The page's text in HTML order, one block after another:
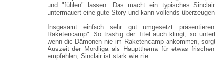
und "fühlen" lassen. Das macht ein typisches
untermauert eine gute Story und kann vollends
Insgesamt einfach sehr gut umgesetzt
Raketencamp". So trashig der Titel auch klingt, so
wenn die Dämonen nie im Raketencamp ankommen,
Auszeit der Mordliga als Hauptthema für etwas
empfehlen, Sinclair ist stark wie nie.